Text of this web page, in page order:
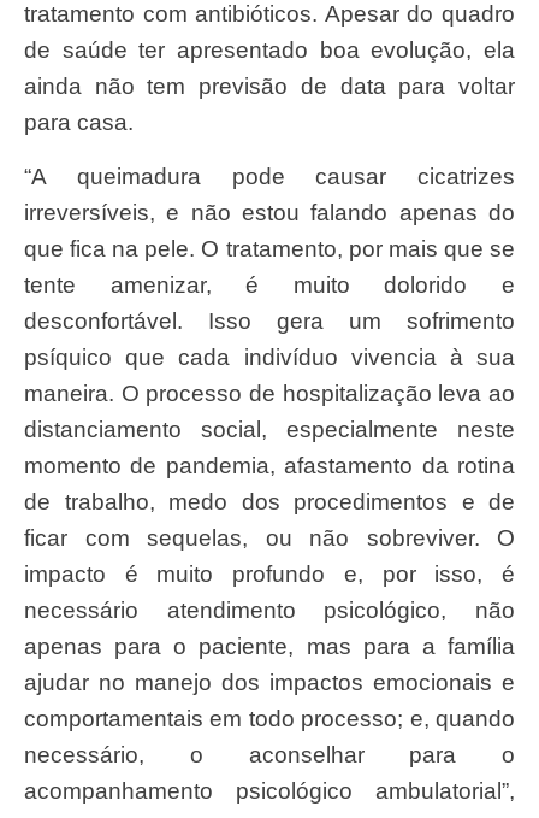
tratamento com antibióticos. Apesar do quadro
de saúde ter apresentado boa evolução, ela
ainda não tem previsão de data para voltar
para casa.
“A queimadura pode causar cicatrizes
irreversíveis, e não estou falando apenas do
que fica na pele. O tratamento, por mais que se
tente amenizar, é muito dolorido e
desconfortável. Isso gera um sofrimento
psíquico que cada indivíduo vivencia à sua
maneira. O processo de hospitalização leva ao
distanciamento social, especialmente neste
momento de pandemia, afastamento da rotina
de trabalho, medo dos procedimentos e de
ficar com sequelas, ou não sobreviver. O
impacto é muito profundo e, por isso, é
necessário atendimento psicológico, não
apenas para o paciente, mas para a família
ajudar no manejo dos impactos emocionais e
comportamentais em todo processo; e, quando
necessário, o aconselhar para o
acompanhamento psicológico ambulatorial”,